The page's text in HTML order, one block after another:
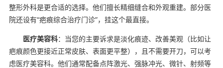
整形外科是更合适的选择。他们擅长精细缝合和外观重建。部分医
院还设有“疤痕综合治疗门诊”，挂这个最直接。
医疗美容科：当您的主要诉求是淡化痕迹、改善美观（比如让
疤痕颜色更接近正常皮肤、表面更平整），且不需要开刀，可以考
虑医疗美容科。他们通常配备点阵激光、强脉冲光、微针、射频等